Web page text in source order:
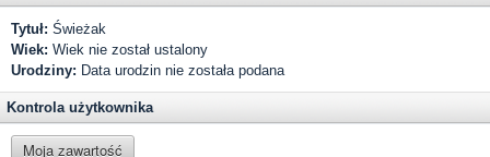
Tytuł: Świeżak
Wiek: Wiek nie został ustalony
Urodziny: Data urodzin nie została podana
Kontrola użytkownika
Moja zawartość